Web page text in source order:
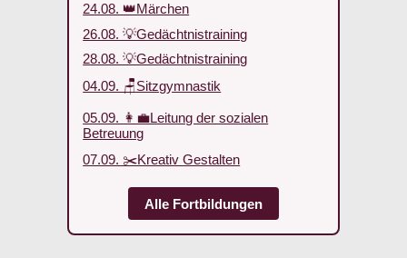
24.08. 👑Märchen
26.08. 💡Gedächtnistraining
28.08. 💡Gedächtnistraining
04.09. 🪑Sitzgymnastik
05.09. 👩‍💼Leitung der sozialen
Betreuung
07.09. ✂️Kreativ Gestalten
Alle Fortbildungen